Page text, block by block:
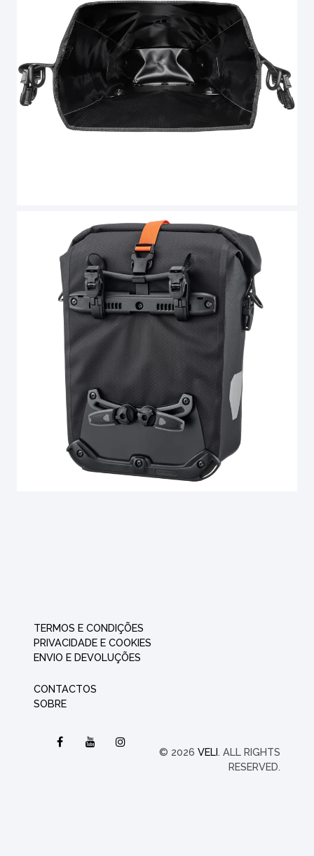
TERMOS E CONDIÇÕES
PRIVACIDADE E COOKIES
ENVIO E DEVOLUÇÕES
CONTACTOS
SOBRE
© 2026 VELI. ALL RIGHTS
RESERVED.